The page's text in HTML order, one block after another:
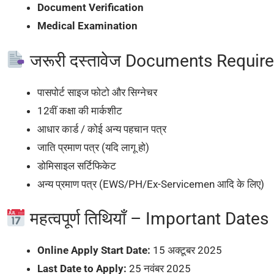
Document Verification
Medical Examination
जरूरी दस्तावेज Documents
पासपोर्ट साइज फोटो और सिग्नेचर
12वीं कक्षा की मार्कशीट
आधार कार्ड / कोई अन्य पहचान पत्र
जाति प्रमाण पत्र (यदि लागू हो)
डोमिसाइल सर्टिफिकेट
अन्य प्रमाण पत्र (EWS/PH/Ex-Servicemen आदि के लिए)
महत्वपूर्ण तिथियाँ – Important Dates
Online Apply Start Date: 15 अक्टूबर 2025
Last Date to Apply: 25 नवंबर 2025